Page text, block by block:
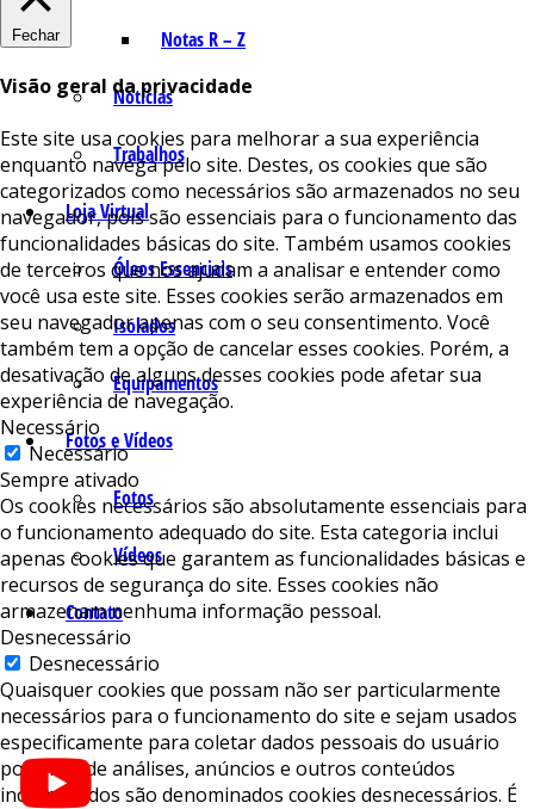
Notas R – Z
Notícias
Trabalhos
Loja Virtual
Óleos Essenciais
Isolados
Equipamentos
Fotos e Vídeos
Fotos
Vídeos
Contato
Fechar
Visão geral da privacidade
Este site usa cookies para melhorar a sua experiência
enquanto navega pelo site. Destes, os cookies que são
categorizados como necessários são armazenados no seu
navegador, pois são essenciais para o funcionamento das
funcionalidades básicas do site. Também usamos cookies
de terceiros que nos ajudam a analisar e entender como
você usa este site. Esses cookies serão armazenados em
seu navegador apenas com o seu consentimento. Você
também tem a opção de cancelar esses cookies. Porém, a
desativação de alguns desses cookies pode afetar sua
experiência de navegação.
Necessário
Necessário
Sempre ativado
Os cookies necessários são absolutamente essenciais para
o funcionamento adequado do site. Esta categoria inclui
apenas cookies que garantem as funcionalidades básicas e
recursos de segurança do site. Esses cookies não
armazenam nenhuma informação pessoal.
Desnecessário
Desnecessário
Quaisquer cookies que possam não ser particularmente
necessários para o funcionamento do site e sejam usados ​​
especificamente para coletar dados pessoais do usuário
por meio de análises, anúncios e outros conteúdos
incorporados são denominados cookies desnecessários. É